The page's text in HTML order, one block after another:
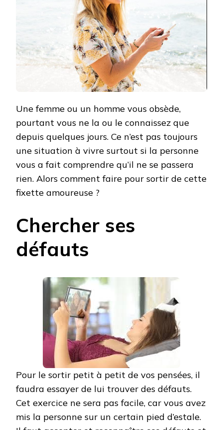
Une femme ou un homme vous obsède,
pourtant vous ne la ou le connaissez que
depuis quelques jours. Ce n’est pas toujours
une situation à vivre surtout si la personne
vous a fait comprendre qu’il ne se passera
rien. Alors comment faire pour sortir de cette
fixette amoureuse ?
Chercher ses
défauts
Pour le sortir petit à petit de vos pensées, il
faudra essayer de lui trouver des défauts.
Cet exercice ne sera pas facile, car vous avez
mis la personne sur un certain pied d’estale.